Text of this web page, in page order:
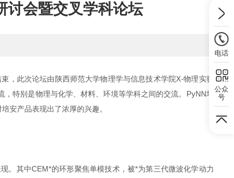
讨会暨交叉学科论坛
，此次论坛由陕西师范大学物理学与信息技术学院X-物理实验
特别是物理与化学、材料、环境等学科之间的交流。PyNN培
安产品表现出了浓厚的兴趣。
。其中CEM*的环形聚焦单模技术，被*为第三代微波化学动力
电话
公众
号